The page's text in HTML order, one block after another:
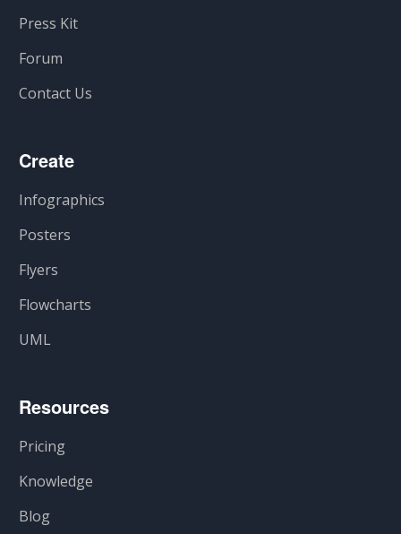
Press Kit
Forum
Contact Us
Create
Infographics
Posters
Flyers
Flowcharts
UML
Resources
Pricing
Knowledge
Blog